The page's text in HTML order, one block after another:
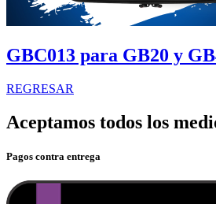
GBC013 para GB20 y
REGRESAR
Aceptamos todos los
Pagos contra entrega